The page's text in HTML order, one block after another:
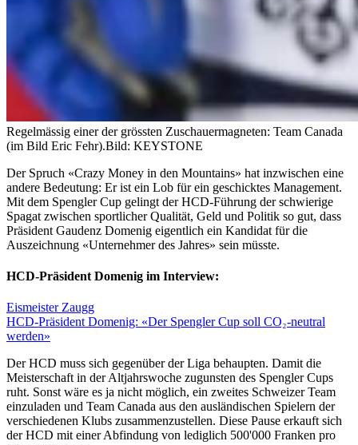
Regelmässig einer der grössten Zuschauermagneten: Team Canada
(im Bild Eric Fehr).Bild: KEYSTONE
Der Spruch «Crazy Money in den Mountains» hat inzwischen eine
andere Bedeutung: Er ist ein Lob für ein geschicktes Management.
Mit dem Spengler Cup gelingt der HCD-Führung der schwierige
Spagat zwischen sportlicher Qualität, Geld und Politik so gut, dass
Präsident Gaudenz Domenig eigentlich ein Kandidat für die
Auszeichnung «Unternehmer des Jahres» sein müsste.
HCD-Präsident Domenig im Interview:
Eismeister Zaugg
HCD-Präsident Domenig: «Der Spengler Cup soll CO₂-neutral
werden»
Der HCD muss sich gegenüber der Liga behaupten. Damit die
Meisterschaft in der Altjahrswoche zugunsten des Spengler Cups
ruht. Sonst wäre es ja nicht möglich, ein zweites Schweizer Team
einzuladen und Team Canada aus den ausländischen Spielern der
verschiedenen Klubs zusammenzustellen. Diese Pause erkauft sich
der HCD mit einer Abfindung von lediglich 500'000 Franken pro